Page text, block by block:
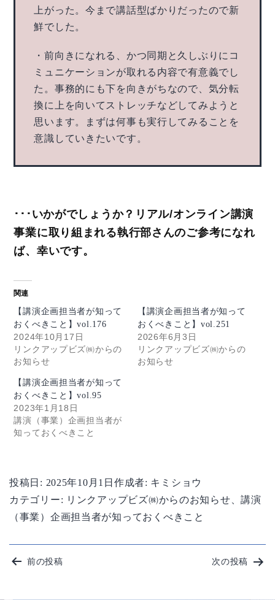
上がった。今まで講話型ばかりだったので新
鮮でした。
・前向きになれる、かつ同期と久しぶりにコ
ミュニケーションが取れる内容で有意義でし
た。事務的にも下を向きがちなので、気分転
換に上を向いてストレッチなどしてみようと
思います。まずは何事も実行してみることを
意識していきたいです。
･･･いかがでしょうか？リアル/オンライン講演
事業に取り組まれる執行部さんのご参考になれ
ば、幸いです。
関連
【講演企画担当者が知って
おくべきこと】vol.176
2024年10月17日
リンクアップビズ㈱からの
お知らせ
【講演企画担当者が知って
おくべきこと】vol.251
2026年6月3日
リンクアップビズ㈱からの
お知らせ
【講演企画担当者が知って
おくべきこと】vol.95
2023年1月18日
講演（事業）企画担当者が
知っておくべきこと
投稿日: 2025年10月1日 作成者: キミショウ
カテゴリー: リンクアップビズ㈱からのお知らせ 、講演
（事業）企画担当者が知っておくべきこと
投前の投稿 次の投稿